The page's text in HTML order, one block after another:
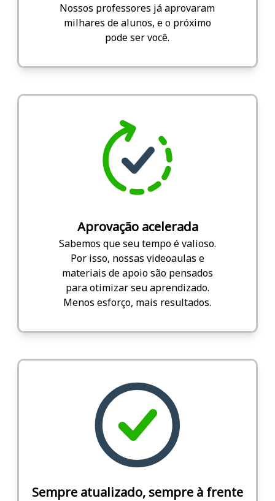
Nossos professores já aprovaram
milhares de alunos, e o próximo
pode ser você.
Aprovação acelerada
Sabemos que seu tempo é valioso.
Por isso, nossas videoaulas e
materiais de apoio são pensados
para otimizar seu aprendizado.
Menos esforço, mais resultados.
Sempre atualizado, sempre à frente